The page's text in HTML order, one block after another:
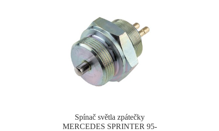
Spínač světla zpátečky
MERCEDES SPRINTER 95-